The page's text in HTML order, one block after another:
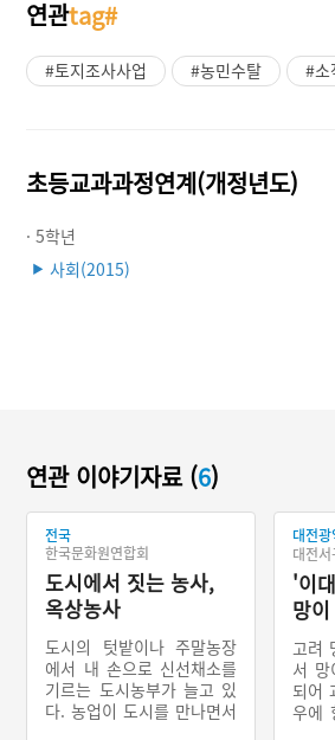
연관tag#
#토지조사사업 #농민수탈 #소
초등교과과정연계(개정년도)
· 5학년
▶ 사회(2015)
연관 이야기자료 (6)
전국
한국문화원연합회
도시에서 짓는 농사,
옥상농사
도시의 텃밭이나 주말농장
에서 내 손으로 신선채소를
기르는 도시농부가 늘고 있
다. 농업이 도시를 만나면서
대전광
대전
'이
망
고려
서 망
되어
우에